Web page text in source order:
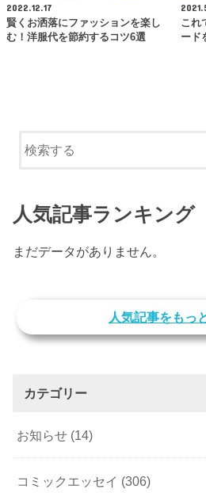
2022.12.17
賢くお洒落にファッションを楽し
む！洋服代を節約するコツ6選
これ
ード
人気記事ランキング
まだデータがありません。
人気記事をもっ
カテゴリー
お知らせ (14)
コミックエッセイ (306)